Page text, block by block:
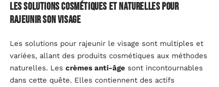
Les solutions cosmétiques et naturelles pour
rajeunir son visage
Les solutions pour rajeunir le visage sont multiples et
variées, allant des produits cosmétiques aux méthodes
naturelles. Les crèmes anti-âge sont incontournables
dans cette quête. Elles contiennent des actifs